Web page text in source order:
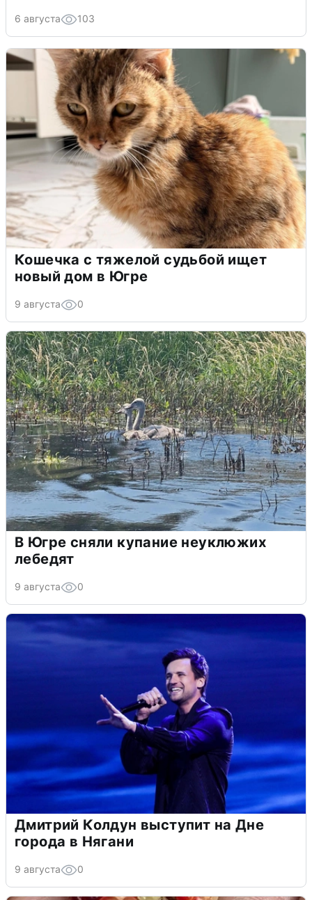
6 августа 103
Кошечка с тяжелой судьбой ищет
новый дом в Югре
9 августа 0
В Югре сняли купание неуклюжих
лебедят
9 августа 0
Дмитрий Колдун выступит на Дне
города в Нягани
9 августа 0